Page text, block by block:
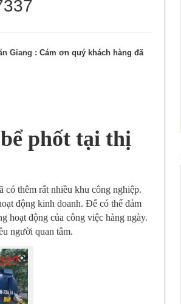
Giang : Cám ơn quý khách hàng đã
phốt tại thị
có thêm rất nhiều khu công nghiệp.
động kinh doanh. Để có thể đảm
hoạt động của công việc hàng ngày.
người quan tâm.